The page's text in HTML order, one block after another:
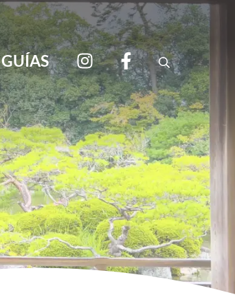
GUÍAS Search